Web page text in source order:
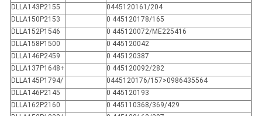
DLLA143P2155
0445120161/204
DLLA150P2153
0 445120178/165
DLLA152P1546
0 445120072/ME225416
DLLA158P1500
0 445120042
DLLA146P2459
0 445120387
DLLA137P1648+
0 445120092/282
DLLA145P1794/
0445120176/157>0986435564
DLLA146P2145
0 445120193
DLLA162P2160
0 445110368/369/429